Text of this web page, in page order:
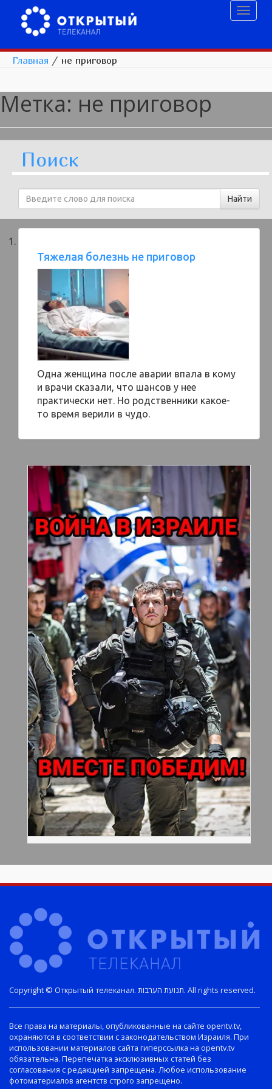
Главная / не приговор
Метка: не приговор
Поиск
Тяжелая болезнь не приговор
Одна женщина после аварии впала в кому
и врачи сказали, что шансов у нее
практически нет. Но родственники какое-
то время верили в чудо.
Copyright © Открытый телеканал. תנועת הערבות. All rights reserved.
Все права на материалы, опубликованные на сайте opentv.tv,
охраняются в соответствии с законодательством Израиля. При
использовании материалов сайта гиперссылка на opentv.tv
обязательна. Перепечатка эксклюзивных статей без
согласования с редакцией запрещена. Любое использование
фотоматериалов агентств строго запрещено.